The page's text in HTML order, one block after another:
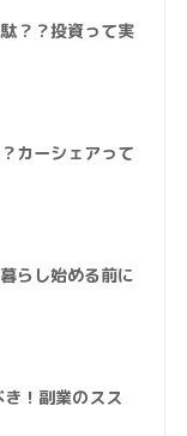
？？投資って実
カーシェアって
らし始める前に
！副業のスス